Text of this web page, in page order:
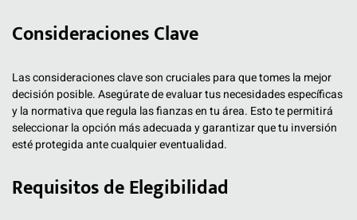
Consideraciones Clave
Las consideraciones clave son cruciales para que tomes la mejor
decisión posible. Asegúrate de evaluar tus necesidades específicas
y la normativa que regula las fianzas en tu área. Esto te permitirá
seleccionar la opción más adecuada y garantizar que tu inversión
esté protegida ante cualquier eventualidad.
Requisitos de Elegibilidad